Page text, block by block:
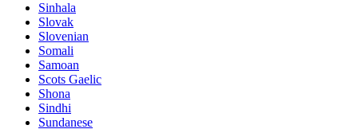
Sinhala
Slovak
Slovenian
Somali
Samoan
Scots Gaelic
Shona
Sindhi
Sundanese